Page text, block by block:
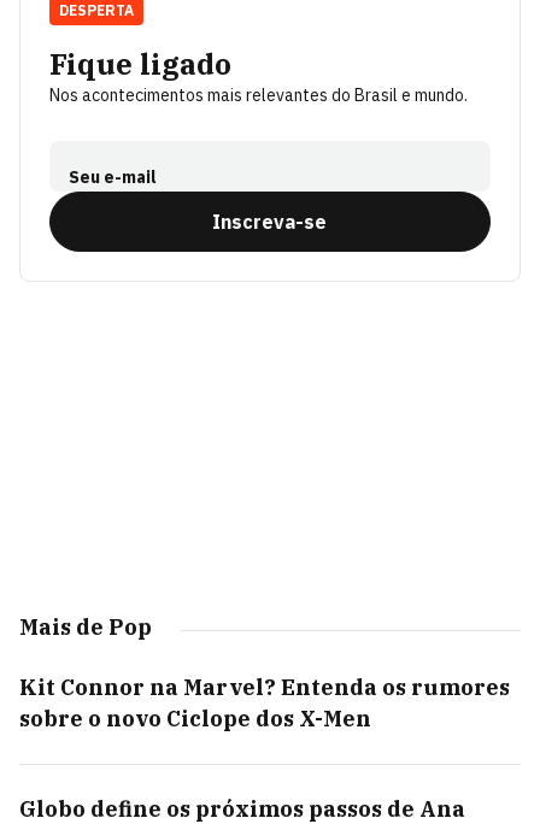
Fique ligado
Nos acontecimentos mais relevantes do Brasil e mundo.
Seu e-mail
Inscreva-se
DESPERTA
Mais de Pop
Kit Connor na Marvel? Entenda os rumores
sobre o novo Ciclope dos X-Men
Globo define os próximos passos de Ana